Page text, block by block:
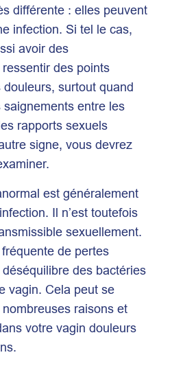
différente : elles peuvent
infection. Si tel le cas,
avoir des
des points
surtout quand
entre les
rapports sexuels
signe, vous devrez
est généralement
Il n’est toutefois
sexuellement.
de pertes
des bactéries
vagin. Cela peut se
raisons et
votre vagin douleurs